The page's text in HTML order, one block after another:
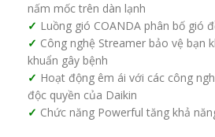
nấm mốc trên dàn lạnh
Luồng gió COANDA phân bố gió
Công nghệ Streamer bảo vệ bạn
khuẩn gây bệnh
Hoạt động êm ái với các công
độc quyền của Daikin
Chức năng Powerful tăng khả